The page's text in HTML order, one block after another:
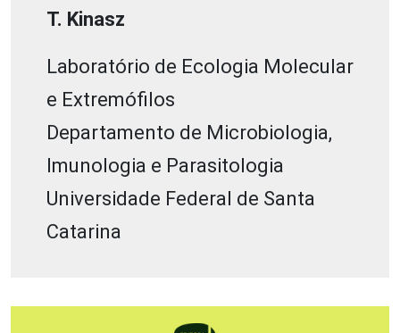
T. Kinasz
Laboratório de Ecologia Molecular
e Extremófilos
Departamento de Microbiologia,
Imunologia e Parasitologia
Universidade Federal de Santa
Catarina